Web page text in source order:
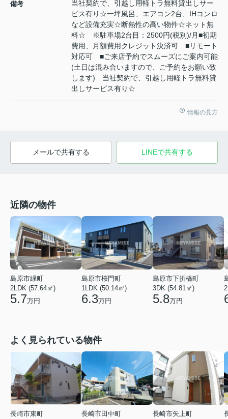
備考
当社契約で、引越し用軽トラ無料貸出しサー
ビス有り☆一坪風呂、エアコン2台、IHコンロ
など設備充実☆断熱性の高い物件☆ネット無
料☆ ※駐車場2台目：2500円(税別)/月■初期
費用、月額費用クレジット決済可 ■リモート
対応可 ■ご来店予約でスムーズにご案内可能
(土日は混み合いますので、ご予約をお願い致
します) 当社契約で、引越し用軽トラ無料貸
出しサービス有り☆
情報の見方
メールで共有する LINEで共有する
近隣の物件
島原市緑町
2LDK (57.64㎡)
5.7万円
島原市桜門町
1LDK (50.14㎡)
6.3万円
島原市下折橋町
3DK (54.81㎡)
5.8万円
よく見られている物件
長崎市東町
長崎市田中町
長崎市矢上町